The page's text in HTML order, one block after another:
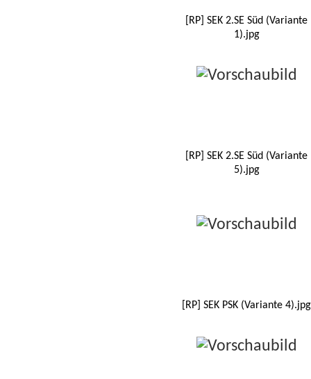
[RP] SEK 2.SE Süd (Variante
1).jpg
[RP] SEK 2.SE Süd (Variante
5).jpg
[RP] SEK PSK (Variante 4).jpg